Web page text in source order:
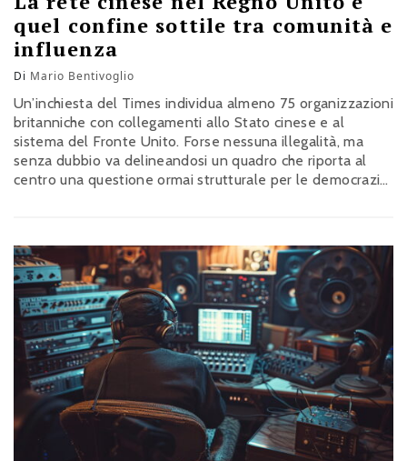
quel confine sottile tra comunità e
influenza
Di Mario Bentivoglio
Un’inchiesta del Times individua almeno 75 organizzazioni
britanniche con collegamenti allo Stato cinese e al
sistema del Fronte Unito. Forse nessuna illegalità, ma
senza dubbio va delineandosi un quadro che riporta al
centro una questione ormai strutturale per le democrazie